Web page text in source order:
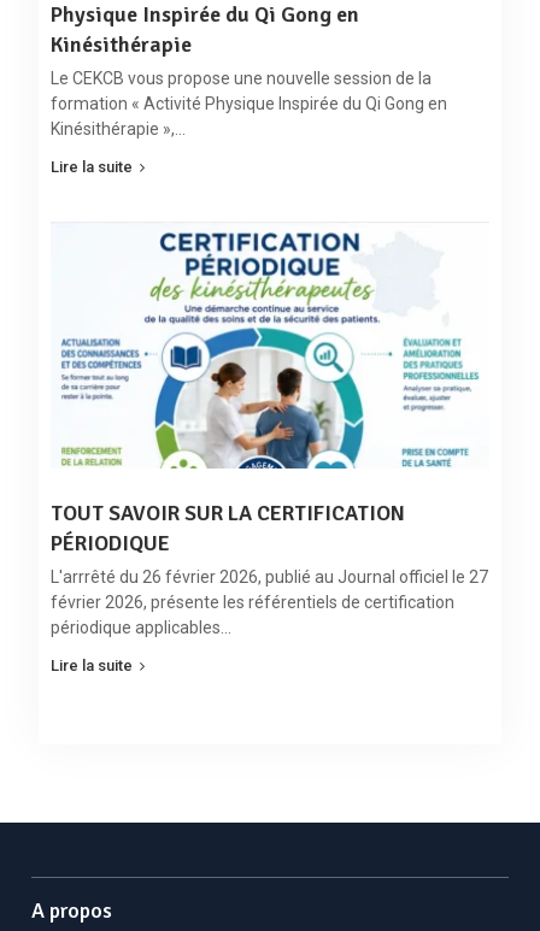
Physique Inspirée du Qi Gong en
Kinésithérapie
Le CEKCB vous propose une nouvelle session de la
formation « Activité Physique Inspirée du Qi Gong en
Kinésithérapie »,…
Lire la suite
TOUT SAVOIR SUR LA CERTIFICATION
PÉRIODIQUE
L'arrrêté du 26 février 2026, publié au Journal officiel le 27
février 2026, présente les référentiels de certification
périodique applicables…
Lire la suite
A propos